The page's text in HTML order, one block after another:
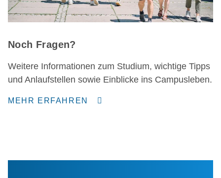
Noch Fragen?
Weitere Informationen zum Studium, wichtige Tipps
und Anlaufstellen sowie Einblicke ins Campusleben.
MEHR ERFAHREN